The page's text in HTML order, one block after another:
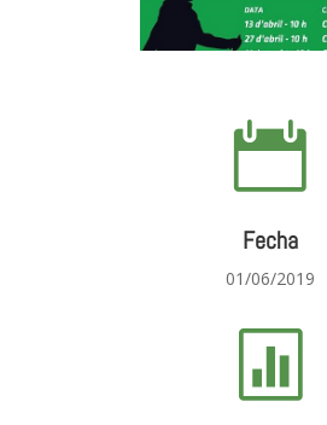

Fecha
01/06/2019
